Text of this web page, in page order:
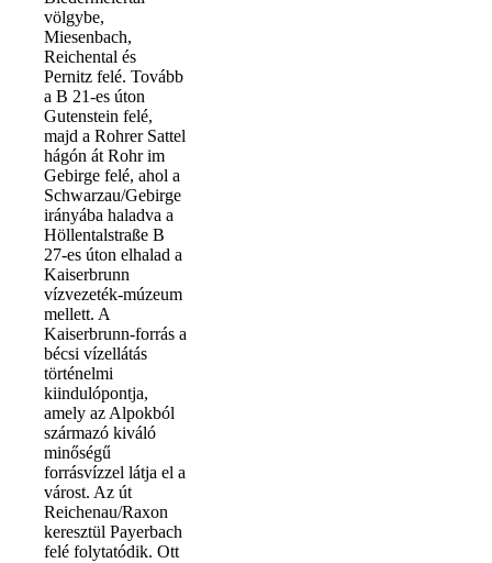
völgybe,
Miesenbach,
Reichental és
Pernitz felé. Tovább
a B 21-es úton
Gutenstein felé,
majd a Rohrer Sattel
hágón át Rohr im
Gebirge felé, ahol a
Schwarzau/Gebirge
irányába haladva a
Höllentalstraße B
27-es úton elhalad a
Kaiserbrunn
vízvezeték-múzeum
mellett. A
Kaiserbrunn-forrás a
bécsi vízellátás
történelmi
kiindulópontja,
amely az Alpokból
származó kiváló
minőségű
forrásvízzel látja el a
várost. Az út
Reichenau/Raxon
keresztül Payerbach
felé folytatódik. Ott